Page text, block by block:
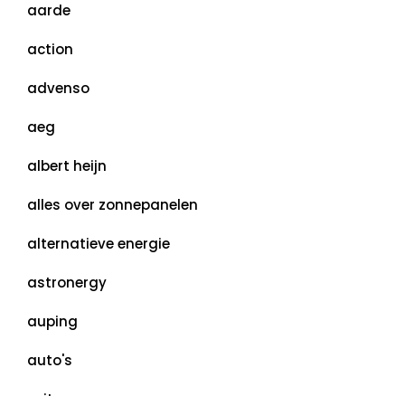
aarde
action
advenso
aeg
albert heijn
alles over zonnepanelen
alternatieve energie
astronergy
auping
auto's